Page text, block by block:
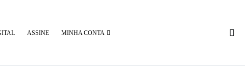
ASSINE MINHA CONTA